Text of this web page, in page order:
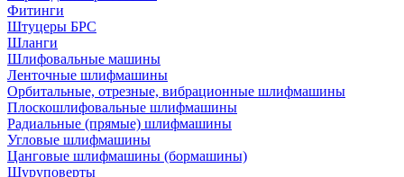
Фитинги
Штуцеры БРС
Шланги
Шлифовальные машины
Ленточные шлифмашины
Орбитальные, отрезные, вибрационные шлифмашины
Плоскошлифовальные шлифмашины
Радиальные (прямые) шлифмашины
Угловые шлифмашины
Цанговые шлифмашины (бормашины)
Шуруповерты